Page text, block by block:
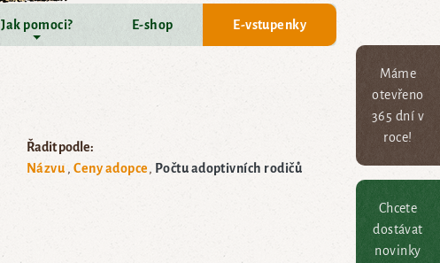
Máme
otevřeno
365 dní v
roce!
Chcete
dostávat
novinky
Jak pomoci? E-shop E-vstupenky
Řadit podle:
Názvu
Ceny adopce Počtu adoptivních rodičů